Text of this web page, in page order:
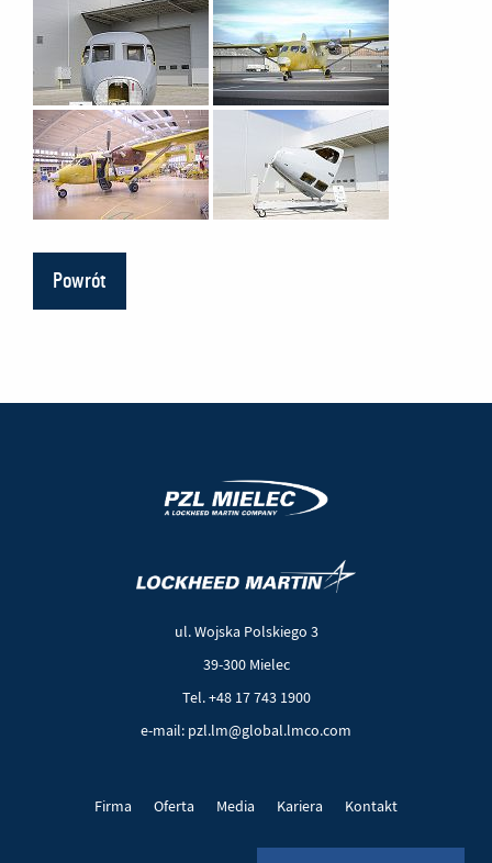
Powrót
ul. Wojska Polskiego 3
39-300 Mielec
Tel. +48 17 743 1900
e-mail: pzl.lm@global.lmco.com
Firma Oferta Media Kariera Kontakt